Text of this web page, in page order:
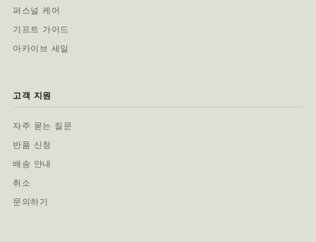
퍼스널 케어
기프트 가이드
아카이브 세일
고객 지원
자주 묻는 질문
반품 신청
배송 안내
취소
문의하기